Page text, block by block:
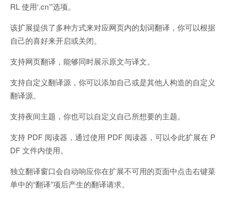
RL 使用‘.cn’”选项。
该扩展提供了多种方式来对应网页内的划词翻译，你可以根据
自己的喜好来开启或关闭。
支持网页翻译，能够同时展示原文与译文。
支持自定义翻译源，你可以添加自己或是其他人构造的自定义
翻译源。
支持夜间主题，你也可以自定义自己所想要的主题。
支持 PDF 阅读器，通过使用 PDF 阅读器，可以令此扩展在 P
DF 文件内使用。
独立翻译窗口会自动响应你在扩展不可用的页面中点击右键菜
单中的“翻译”项后产生的翻译请求。